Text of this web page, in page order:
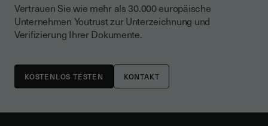
Vertrauen Sie wie mehr als 30.000 europäische
Unternehmen Youtrust zur Unterzeichnung und
Verifizierung Ihrer Dokumente.
KONTAKT